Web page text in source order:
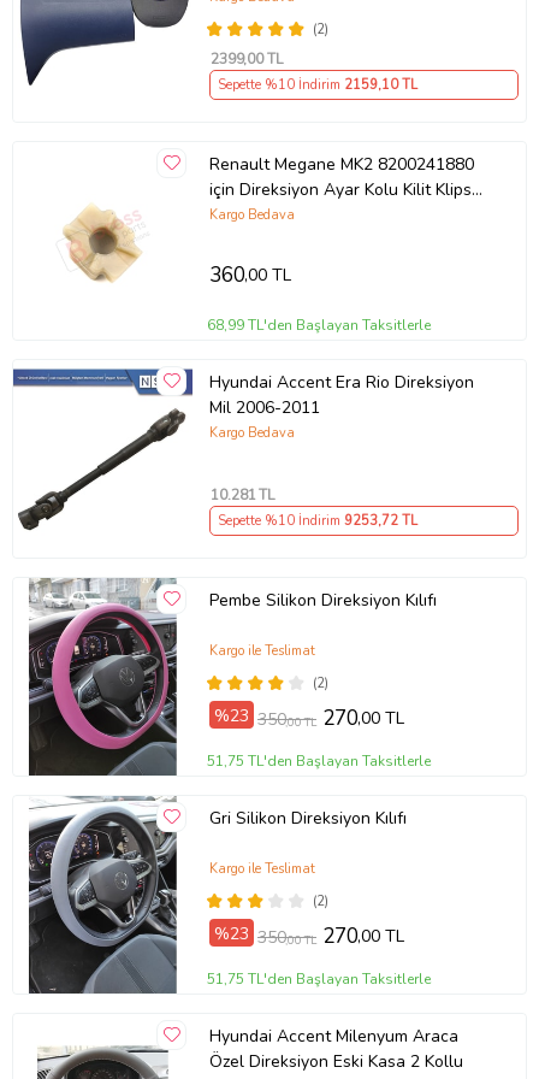
(2)
2399,00 TL
Sepette %10 İndirim 2159,10 TL
Renault Megane MK2 8200241880
için Direksiyon Ayar Kolu Kilit Klips
Plastiği
Kargo Bedava
360,00 TL
68,99 TL'den Başlayan Taksitlerle
Hyundai Accent Era Rio Direksiyon
Mil 2006-2011
Kargo Bedava
10.281TL
Sepette %10 İndirim 9253,72 TL
Pembe Silikon Direksiyon Kılıfı
(2)
Kargo ile Teslimat
%23 350,00 TL 270,00 TL
51,75 TL'den Başlayan Taksitlerle
Gri Silikon Direksiyon Kılıfı
(2)
Kargo ile Teslimat
%23 350,00 TL 270,00 TL
51,75 TL'den Başlayan Taksitlerle
Hyundai Accent Milenyum Araca
Özel Direksiyon Eski Kasa 2 Kollu